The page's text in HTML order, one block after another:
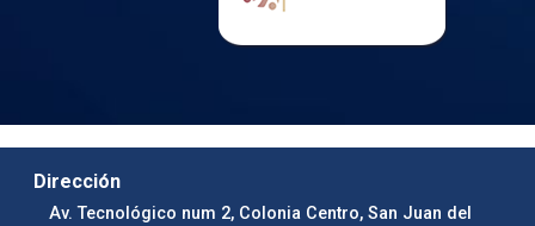
Dirección
Av. Tecnológico num 2, Colonia Centro, San Juan del